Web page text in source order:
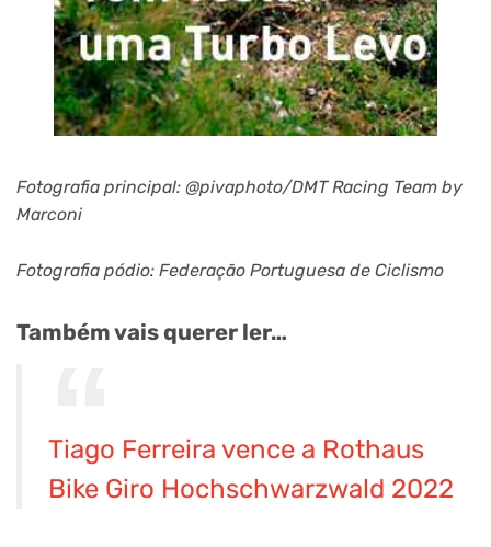
Fotografia principal: @pivaphoto/DMT Racing Team by
Marconi
Fotografia pódio: Federação Portuguesa de Ciclismo
Também vais querer ler…
Tiago Ferreira vence a Rothaus
Bike Giro Hochschwarzwald 2022